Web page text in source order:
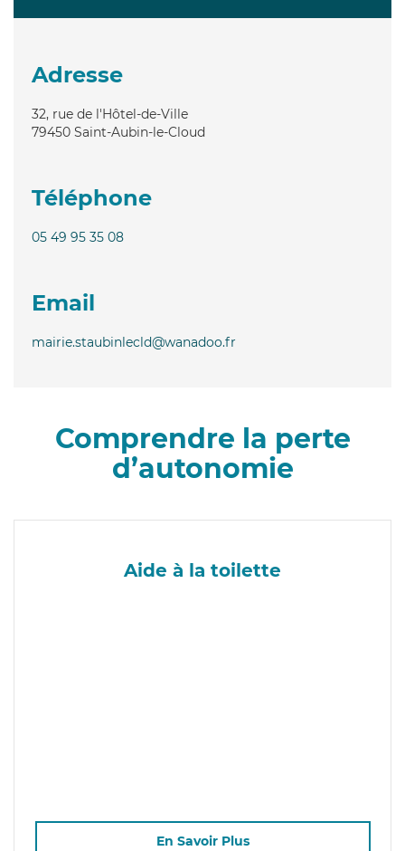
Adresse
32, rue de l'Hôtel-de-Ville
79450 Saint-Aubin-le-Cloud
Téléphone
05 49 95 35 08
Email
mairie.staubinlecld@wanadoo.fr
Comprendre la perte
d’autonomie
Aide à la toilette
En Savoir Plus